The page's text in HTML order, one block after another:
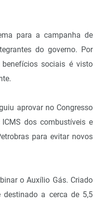
para a campanha de
do governo. Por
sociais é visto
aprovar no Congresso
dos combustíveis e
para evitar novos
o Auxílio Gás. Criado
a cerca de 5,5